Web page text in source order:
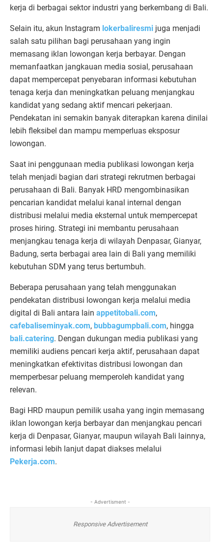
kerja di berbagai sektor industri yang berkembang di Bali.
Selain itu, akun Instagram lokerbaliresmi juga menjadi
salah satu pilihan bagi perusahaan yang ingin
memasang iklan lowongan kerja berbayar. Dengan
memanfaatkan jangkauan media sosial, perusahaan
dapat mempercepat penyebaran informasi kebutuhan
tenaga kerja dan meningkatkan peluang menjangkau
kandidat yang sedang aktif mencari pekerjaan.
Pendekatan ini semakin banyak diterapkan karena dinilai
lebih fleksibel dan mampu memperluas eksposur
lowongan.
Saat ini penggunaan media publikasi lowongan kerja
telah menjadi bagian dari strategi rekrutmen berbagai
perusahaan di Bali. Banyak HRD mengombinasikan
pencarian kandidat melalui kanal internal dengan
distribusi melalui media eksternal untuk mempercepat
proses hiring. Strategi ini membantu perusahaan
menjangkau tenaga kerja di wilayah Denpasar, Gianyar,
Badung, serta berbagai area lain di Bali yang memiliki
kebutuhan SDM yang terus bertumbuh.
Beberapa perusahaan yang telah menggunakan
pendekatan distribusi lowongan kerja melalui media
digital di Bali antara lain appetitobali.com,
cafebaliseminyak.com, bubbagumpbali.com, hingga
bali.catering. Dengan dukungan media publikasi yang
memiliki audiens pencari kerja aktif, perusahaan dapat
meningkatkan efektivitas distribusi lowongan dan
memperbesar peluang memperoleh kandidat yang
relevan.
Bagi HRD maupun pemilik usaha yang ingin memasang
iklan lowongan kerja berbayar dan menjangkau pencari
kerja di Denpasar, Gianyar, maupun wilayah Bali lainnya,
informasi lebih lanjut dapat diakses melalui
Pekerja.com.
- Advertisment -
Responsive Advertisement